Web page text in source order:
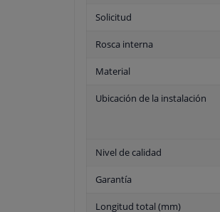
Solicitud
Rosca interna
Material
Ubicación de la instalación
Nivel de calidad
Garantía
Longitud total (mm)